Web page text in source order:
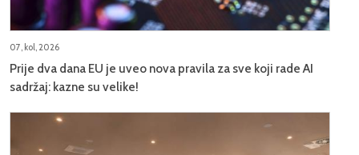
07, kol, 2026
Prije dva dana EU je uveo nova pravila za sve koji rade AI
sadržaj: kazne su velike!